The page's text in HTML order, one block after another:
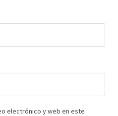
electrónico y web en este